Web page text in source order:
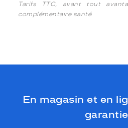
Tarifs TTC, avant tout
complémentaire santé
En magasin et en